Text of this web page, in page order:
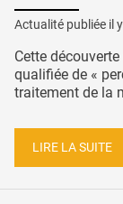
Actualité publiée il
Cette découverte
qualifiée de «
traitement de la
LIRE LA SUITE